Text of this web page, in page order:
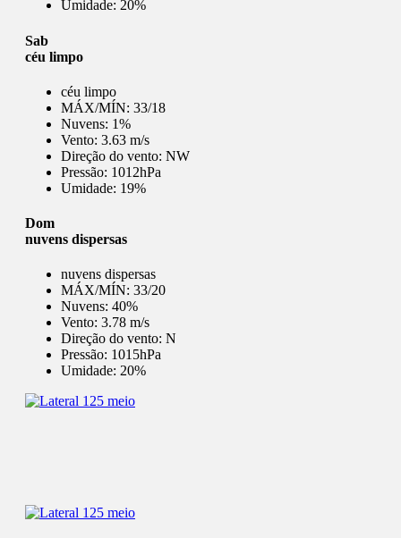
Umidade: 20%
Sab
céu limpo
céu limpo
MÁX/MÍN: 33/18
Nuvens: 1%
Vento: 3.63 m/s
Direção do vento: NW
Pressão: 1012hPa
Umidade: 19%
Dom
nuvens dispersas
nuvens dispersas
MÁX/MÍN: 33/20
Nuvens: 40%
Vento: 3.78 m/s
Direção do vento: N
Pressão: 1015hPa
Umidade: 20%